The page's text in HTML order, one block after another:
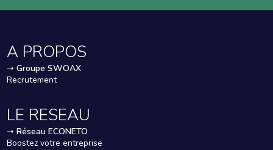
A PROPOS
➝ Groupe SWOAX
Recrutement
LE RESEAU
➝ Réseau ECONETO
Boostez votre entreprise